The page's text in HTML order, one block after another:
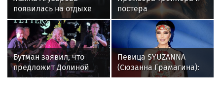
Коммерсантъ в новостях